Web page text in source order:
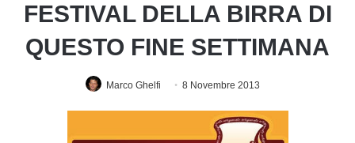
FESTIVAL DELLA BIRRA DI
QUESTO FINE SETTIMANA
Marco Ghelfi 8 Novembre 2013